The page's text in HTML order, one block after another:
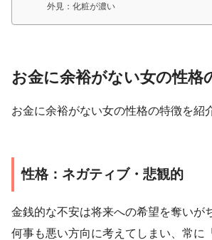
外見：化粧が濃い
お金に余裕がない女の性格
お金に余裕がない女の性格の特徴を紹
性格：ネガティブ・悲観的
金銭的な不安は将来への希望を奪いが
何事も悪い方向に考えてしまい、常に